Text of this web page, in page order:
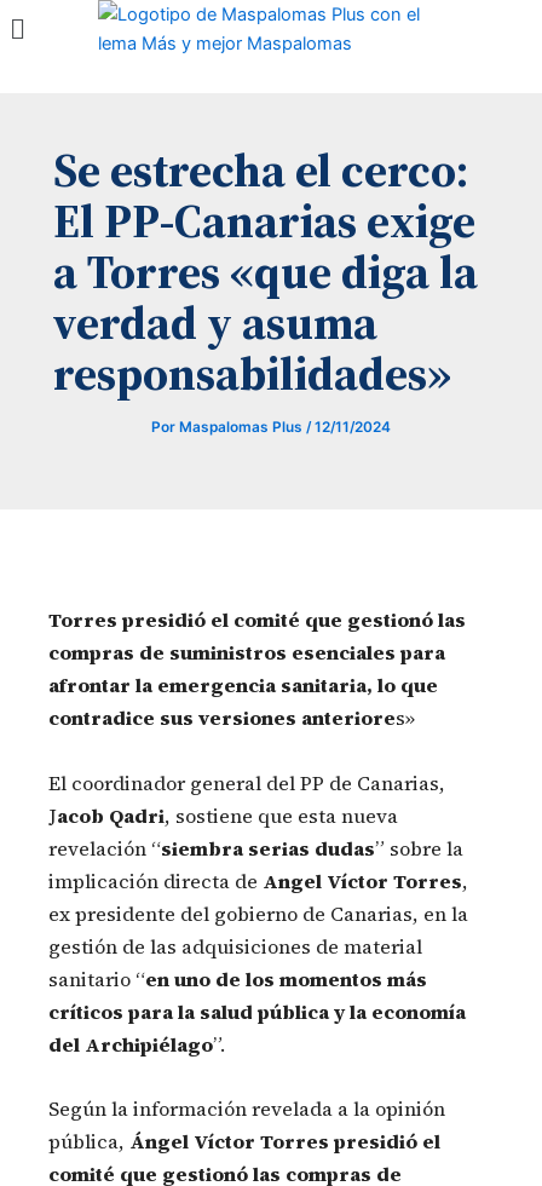
Menú
Se estrecha el cerco:
El PP-Canarias exige
a Torres «que diga la
verdad y asuma
responsabilidades»
Por Maspalomas Plus /12/11/2024
Torres presidió el comité que gestionó las
compras de suministros esenciales para
afrontar la emergencia sanitaria, lo que
contradice sus versiones anteriores»
El coordinador general del PP de Canarias,
Jacob Qadri, sostiene que esta nueva
revelación “siembra serias dudas” sobre la
implicación directa de Angel Víctor Torres,
ex presidente del gobierno de Canarias, en la
gestión de las adquisiciones de material
sanitario “en uno de los momentos más
críticos para la salud pública y la economía
del Archipiélago”.
Según la información revelada a la opinión
pública, Ángel Víctor Torres presidió el
comité que gestionó las compras de